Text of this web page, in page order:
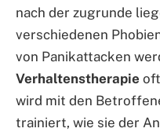
nach der zugrunde
verschiedenen
von Panikattacken
Verhaltenstherapie
wird mit den
trainiert, wie sie der